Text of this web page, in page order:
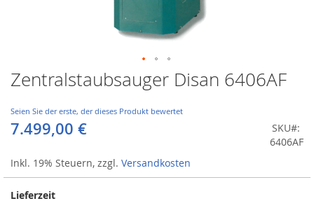
Zentralstaubsauger Disan 6406AF
Seien Sie der erste, der dieses Produkt bewertet
7.499,00 €
Inkl. 19% Steuern, zzgl. Versandkosten
SKU
6406AF
Lieferzeit
Zum
Anfang
Bildergalerie
springen